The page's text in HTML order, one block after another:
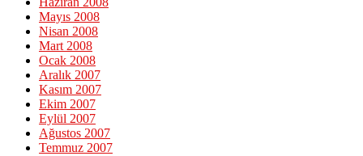
Mayıs 2008
Nisan 2008
Mart 2008
Ocak 2008
Aralık 2007
Kasım 2007
Ekim 2007
Eylül 2007
Ağustos 2007
Temmuz 2007